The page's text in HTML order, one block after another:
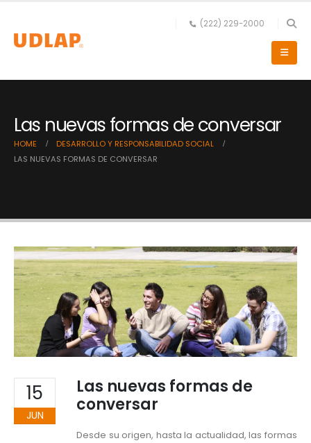
(222) 229-2000
Las nuevas formas de conversar
HOME
DESARROLLO Y RESPONSABILIDAD SOCIAL
LAS NUEVAS FORMAS DE CONVERSAR
15
JUN
Las nuevas formas de
conversar
Desde su origen, hasta la actualidad, las formas